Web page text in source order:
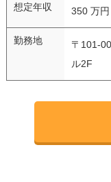
想定年収 350 万
勤務地
〒101-
ル2F